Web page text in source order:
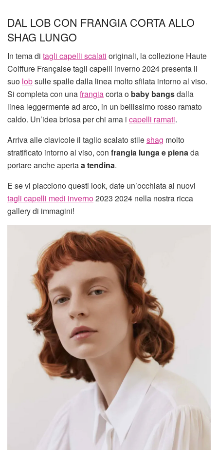
DAL LOB CON FRANGIA CORTA ALLO
SHAG LUNGO
In tema di tagli capelli scalati originali, la collezione Haute
Coiffure Française tagli capelli inverno 2024 presenta il
suo lobsulle spalle dalla linea molto sfilata intorno al viso.
Si completa con unafrangiacorta o baby bangsdalla
linea leggermente ad arco, in un bellissimo rosso ramato
caldo. Un’idea briosa per chi ama i capelli ramati.
Arriva alle clavicole il taglio scalato stileshag molto
stratificato intorno al viso, con frangia lunga e pienada
portare anche apertaa tendina.
E se vi piacciono questi look, date un’occhiata ai nuovi
tagli capelli medi inverno2023 2024 nella nostra ricca
gallery di immagini!